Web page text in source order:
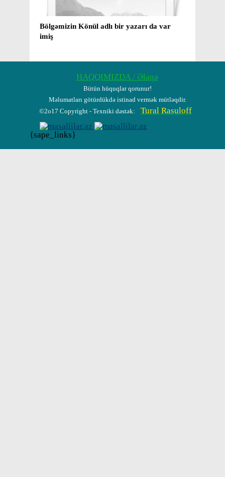
Bölgəmizin Könül adlı bir yazarı da var
imiş
HAQQIMIZDA / Əlaqə
Bütün hüquqlar qorunur!
Məlumatları götürdükdə istinad vermək mütləqdir.
©2o17 Copyright - Texniki dəstək:
Tural Rasuloff
{sape_links}